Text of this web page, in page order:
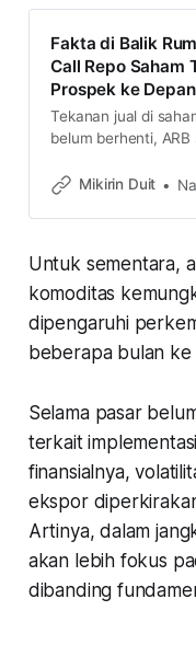
Fakta di Balik
Call Repo Saham
Prospek ke
Tekanan jual di
belum berhenti, ARB
margin call karena
Mikirin Duit
Untuk sementara,
komoditas
dipengaruhi
beberapa bulan ke
Selama pasar
terkait
finansialnya,
ekspor
Artinya, dalam
akan lebih fokus
dibanding